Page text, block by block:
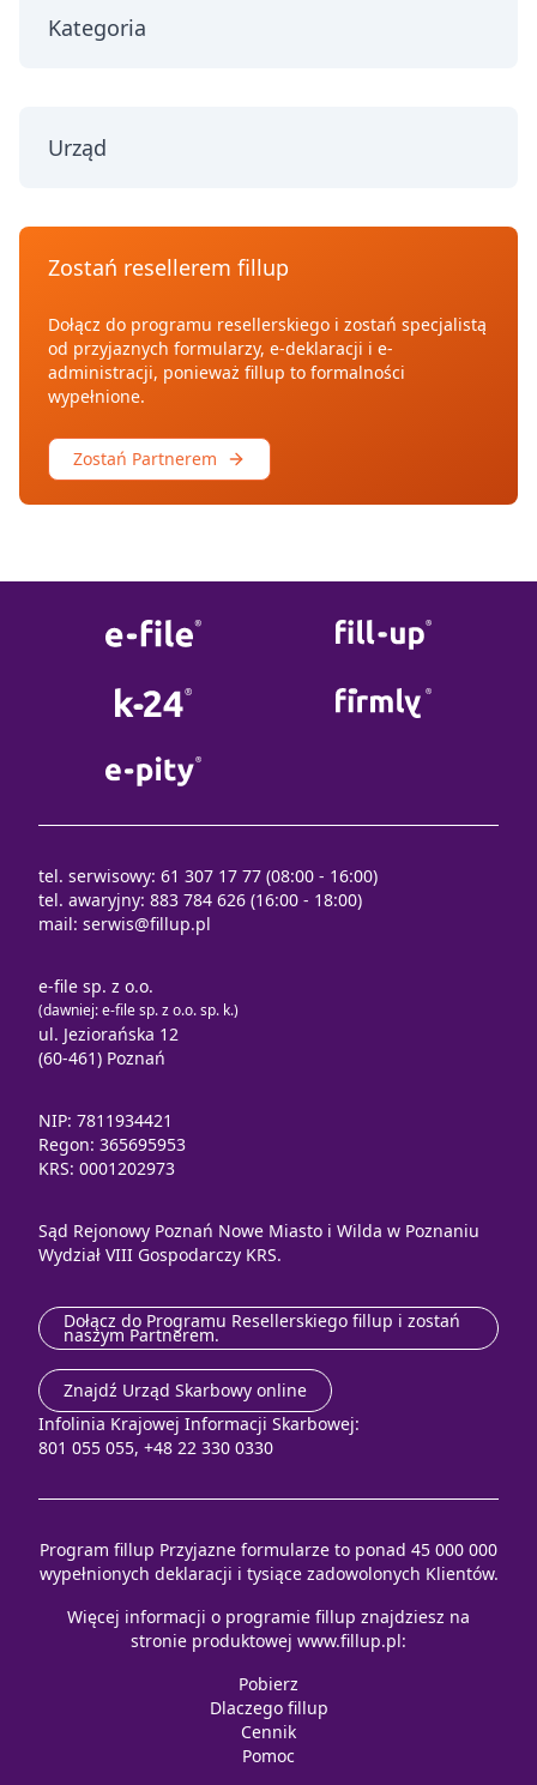
Kategoria
Urząd
Zostań resellerem fillup
Dołącz do programu resellerskiego i zostań specjalistą
od przyjaznych formularzy, e-deklaracji i e-
administracji, ponieważ fillup to formalności
wypełnione.
Zostań Partnerem
tel. serwisowy: 61 307 17 77 (08:00 - 16:00)
tel. awaryjny: 883 784 626 (16:00 - 18:00)
mail: serwis@fillup.pl
e-file sp. z o.o.
(dawniej: e-file sp. z o.o. sp. k.)
ul. Jeziorańska 12
(60-461) Poznań
NIP: 7811934421
Regon: 365695953
KRS: 0001202973
Sąd Rejonowy Poznań Nowe Miasto i Wilda w Poznaniu
Wydział VIII Gospodarczy KRS.
Dołącz do Programu Resellerskiego fillup i zostań
naszym Partnerem.
Znajdź Urząd Skarbowy online
Infolinia Krajowej Informacji Skarbowej:
801 055 055, +48 22 330 0330
Program fillup Przyjazne formularze to ponad 45 000 000
wypełnionych deklaracji i tysiące zadowolonych Klientów.
Więcej informacji o programie fillup znajdziesz na
stronie produktowej www.fillup.pl:
Pobierz
Dlaczego fillup
Cennik
Pomoc